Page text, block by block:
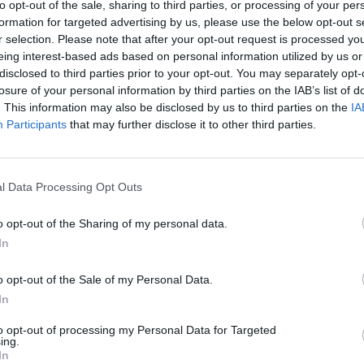
opt-out of the sale, sharing to third parties, or processing of your
for targeted advertising by us, please use the below opt-out
selection. Please note that after your opt-out request is processed
interest-based ads based on personal information utilized by us
to third parties prior to your opt-out. You may separately
of your personal information by third parties on the IAB’s list of
This information may also be disclosed by us to third parties on the
Participants that may further disclose it to other third parties.
Data Processing Opt Outs
opt-out of the Sharing of my personal data.
opt-out of the Sale of my Personal Data.
opt-out of processing my Personal Data for Targeted
vezetője indította el a londoni tőzsde keddi
részvételükkel startolt el a Budapesti Értéktőzsde és a
működő ELITE közös vállalatfejlesztési
az ELITE Program célja, hogy nemzetközi
olyan magyar vállalatoknak, melyek később akár
(BÉT) és a londoni tőzsde leányvállalataként működő
megállapodásának köszönhetően a Program
magyar vállalat vezetője is részt vesz. Az egyre növekvő
társaságok csatlakozhattak, mint a forgácsolt
portfolio.hu hírarchívumához tartozik, melynek olvasása